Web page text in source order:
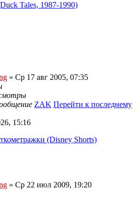
Tales, 1987-1990)
» Ср 17 авг 2005, 07:35
ZAK Перейти к последнему
15:16
(Disney Shorts)
» Ср 22 июл 2009, 19:20